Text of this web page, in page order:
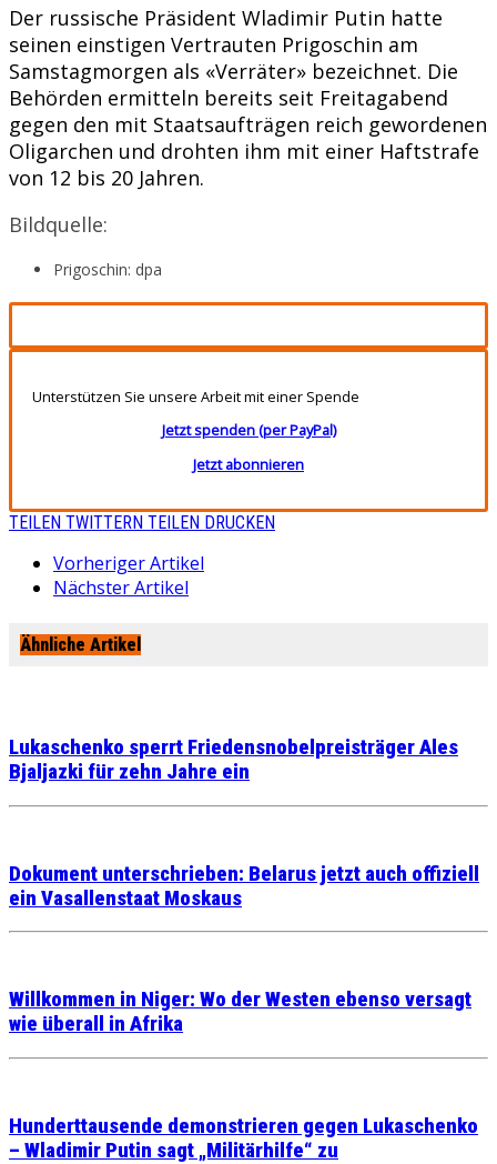
Der russische Präsident Wladimir Putin hatte
seinen einstigen Vertrauten Prigoschin am
Samstagmorgen als «Verräter» bezeichnet. Die
Behörden ermitteln bereits seit Freitagabend
gegen den mit Staatsaufträgen reich gewordenen
Oligarchen und drohten ihm mit einer Haftstrafe
von 12 bis 20 Jahren.
Bildquelle:
Prigoschin: dpa
Unterstützen Sie unsere Arbeit mit einer Spende
Jetzt spenden (per PayPal)
Jetzt abonnieren
TEILEN TWITTERN TEILEN DRUCKEN
Vorheriger Artikel
Nächster Artikel
Ähnliche Artikel
Lukaschenko sperrt Friedensnobelpreisträger Ales
Bjaljazki für zehn Jahre ein
Dokument unterschrieben: Belarus jetzt auch offiziell
ein Vasallenstaat Moskaus
Willkommen in Niger: Wo der Westen ebenso versagt
wie überall in Afrika
Hunderttausende demonstrieren gegen Lukaschenko
– Wladimir Putin sagt „Militärhilfe“ zu